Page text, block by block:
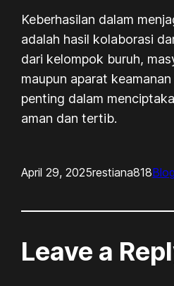
Keberhasilan dalam
adalah hasil kolaborasi
dari kelompok buruh,
maupun aparat
penting dalam
aman dan tertib.
April 29, 2025restiana818Blog
Leave a